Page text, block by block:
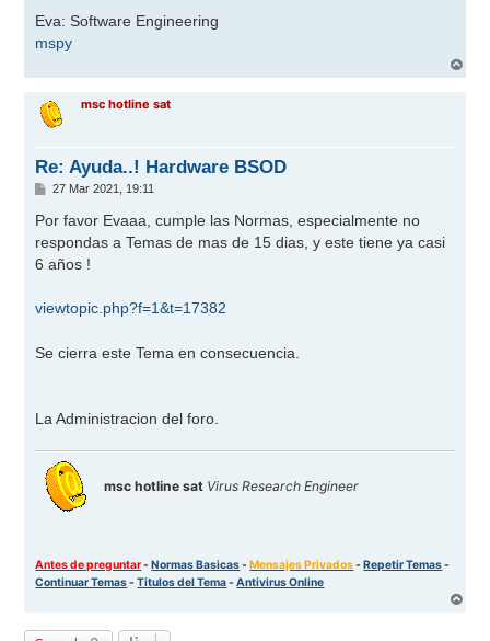
Eva: Software Engineering
mspy
r
msc hotline sat
Re: Ayuda..! Hardware BSOD
M
n
a
j
e
27 Mar 2021, 19:11
Por favor Evaaa, cumple las Normas, especialmente no
respondas a Temas de mas de 15 dias, y este tiene ya casi
6 años !
viewtopic.php?f=1&t=17382
Se cierra este Tema en consecuencia.
La Administracion del foro.
msc hotline sat Virus Research Engineer
Antes de preguntar-Normas Basicas-Mensajes Privados-Repetir Temas-
Continuar Temas-Titulos del Tema-Antivirus Online